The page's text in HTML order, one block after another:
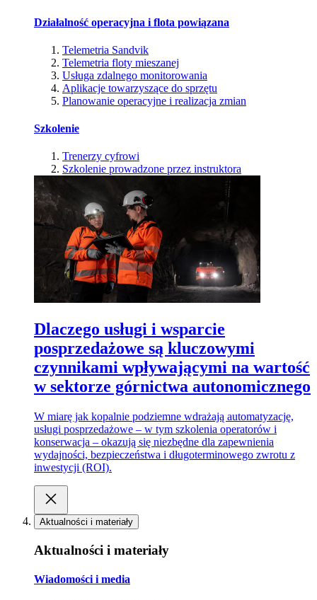
Działalność operacyjna i flota powiązana
Telemetria Sandvik
Telemetria floty mieszanej
Usługa zdalnego monitorowania
Aplikacje towarzyszące do sprzętu
Planowanie operacyjne i realizacja zmian
Szkolenie
Trenerzy cyfrowi
Szkolenie prowadzone przez instruktora
Dlaczego usługi i wsparcie
posprzedażowe są kluczowymi
czynnikami wpływającymi na wartość
w sektorze górnictwa autonomicznego
W miarę jak kopalnie podziemne wdrażają automatyzację,
usługi posprzedażowe – w tym szkolenia operatorów i
konserwacja – okazują się niezbędne dla zapewnienia
wydajności, bezpieczeństwa i długoterminowego zwrotu z
inwestycji (ROI).
Aktualności i materiały
Aktualności i materiały
Wiadomości i media